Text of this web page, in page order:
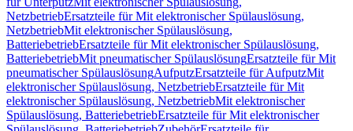
NetzbetriebErsatzteile für Mit elektronischer Spülauslösung,
NetzbetriebMit elektronischer Spülauslösung,
BatteriebetriebErsatzteile für Mit elektronischer Spülauslösung,
BatteriebetriebMit pneumatischer SpülauslösungErsatzteile für Mit
pneumatischer SpülauslösungAufputzErsatzteile für AufputzMit
elektronischer Spülauslösung, NetzbetriebErsatzteile für Mit
elektronischer Spülauslösung, NetzbetriebMit elektronischer
Spülauslösung, BatteriebetriebErsatzteile für Mit elektronischer